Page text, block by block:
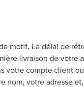
motif. Le délai de
livraison de votre
votre compte client
nom, votre adresse